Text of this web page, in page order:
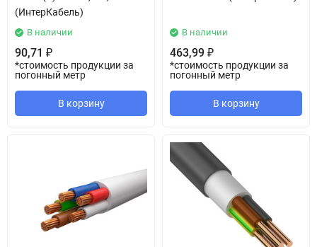
(ИнтерКабель)
В наличии
90,71 ₽
*стоимость продукции за
погонный метр
В корзину
В наличии
463,99 ₽
*стоимость продукции за
погонный метр
В корзину